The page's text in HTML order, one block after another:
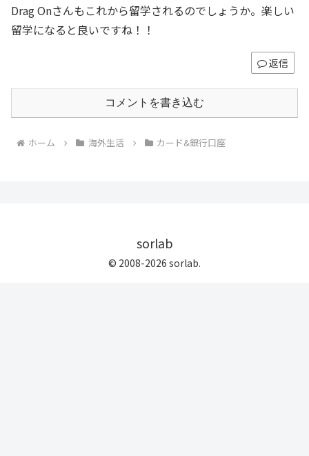
Drag Onさんもこれから留学されるのでしょうか。楽しい
留学になると良いですね！！
返信
コメントを書き込む
ホーム 海外生活 カード&銀行口座
sorlab
© 2008-2026 sorlab.